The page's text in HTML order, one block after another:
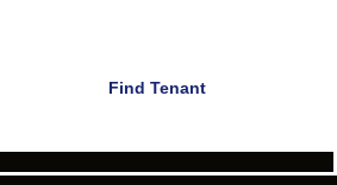
Find Tenant